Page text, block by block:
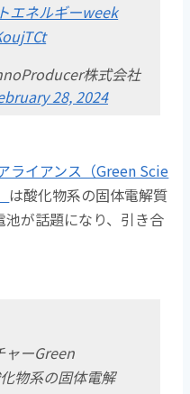
エネルギーweek
株式会社
28, 2024
ライアンス（Green Scie
は酸化物系の固体電解質
が話題になり、引き合
ャーGreen
物系の固体電解